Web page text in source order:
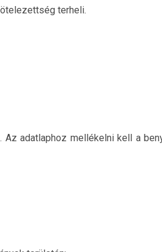
terheli.
adatlaphoz mellékelni kell a